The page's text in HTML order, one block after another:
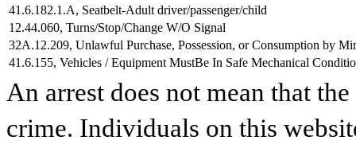
41.6.182.1.A, Seatbelt-Adult driver/passenger/child
12.44.060, Turns/Stop/Change W/O Signal
32A.12.209, Unlawful Purchase, Possession, or Consumption by
41.6.155, Vehicles / Equipment MustBe In Safe Mechanical
An arrest does not mean that
crime. Individuals on this